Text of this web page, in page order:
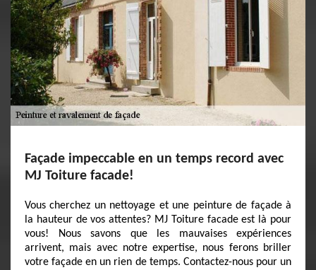
Façade impeccable en un temps record avec
MJ Toiture facade!
Vous cherchez un nettoyage et une peinture de façade à
la hauteur de vos attentes? MJ Toiture facade est là pour
vous! Nous savons que les mauvaises expériences
arrivent, mais avec notre expertise, nous ferons briller
votre façade en un rien de temps. Contactez-nous pour un